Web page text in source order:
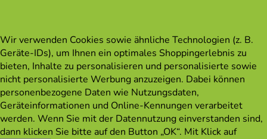
Wir verwenden Cookies sowie ähnliche Technologien (z. B.
Geräte-IDs), um Ihnen ein optimales Shoppingerlebnis zu
bieten, Inhalte zu personalisieren und personalisierte sowie
nicht personalisierte Werbung anzuzeigen. Dabei können
personenbezogene Daten wie Nutzungsdaten,
Geräteinformationen und Online-Kennungen verarbeitet
werden. Wenn Sie mit der Datennutzung einverstanden sind,
dann klicken Sie bitte auf den Button „OK“. Mit Klick auf